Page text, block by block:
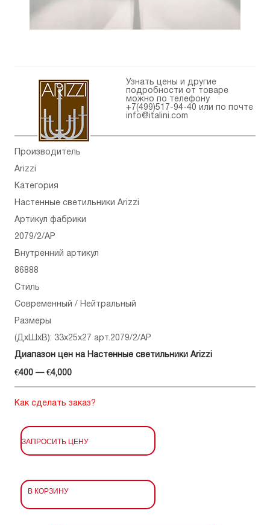
Узнать цены и другие
подробности от товаре
можно по телефону
+7(499)517-94-40 или по почте
info@italini.com
Производитель
Arizzi
Категория
Настенные светильники Arizzi
Артикул фабрики
2079/2/AP
Внутренний артикул
86888
Стиль
Современный / Нейтральный
Размеры
(ДхШхВ): 33x25x27 арт.2079/2/AP
Диапазон цен на Настенные светильники Arizzi
€400 — €4,000
Как сделать заказ?
ЗАПРОСИТЬ ЦЕНУ
В КОРЗИНУ